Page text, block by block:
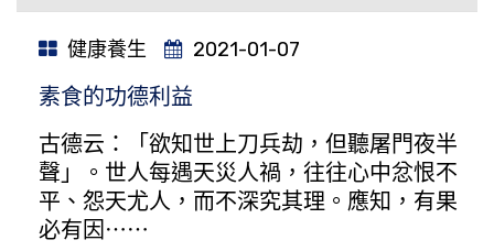
健康養生 2021-01-07
素食的功德利益
古德云：「欲知世上刀兵劫，但聽屠門夜半
聲」。世人每遇天災人禍，往往心中忿恨不
平、怨天尤人，而不深究其理。應知，有果
必有因⋯⋯